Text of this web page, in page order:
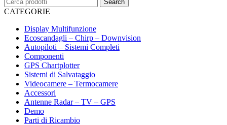
CATEGORIE
Display Multifunzione
Ecoscandagli – Chirp – Downvision
Autopiloti – Sistemi Completi
Componenti
GPS Chartplotter
Sistemi di Salvataggio
Videocamere – Termocamere
Accessori
Antenne Radar – TV – GPS
Demo
Parti di Ricambio